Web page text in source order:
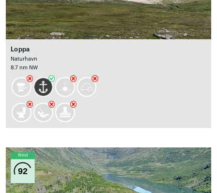
Loppa
Naturhavn
8.7 nm NW
Wind
92